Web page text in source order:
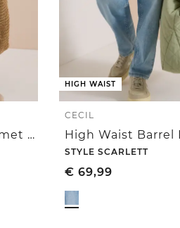
Straight Leg jeans met klinknageldetails
HIGH WAIST
CECIL
STYLE SCARLETT
€ 69,99